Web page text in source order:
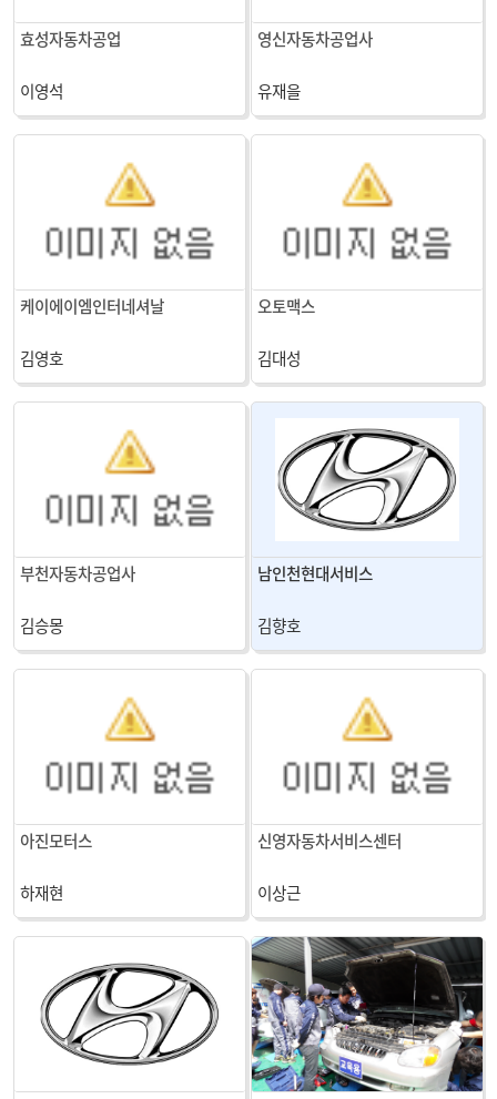
효성자동차공업
이영석
영신자동차공업사
유재을
케이에이엠인터네셔날
김영호
오토맥스
김대성
부천자동차공업사
김승몽
남인천현대서비스
김향호
아진모터스
하재현
신영자동차서비스센터
이상근